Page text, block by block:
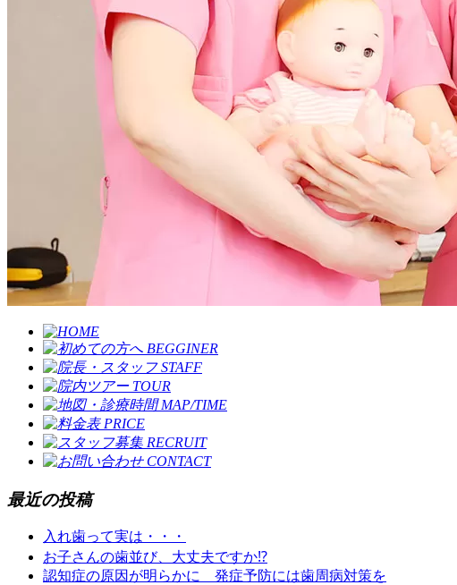
最近の投稿
入れ歯って実は・・・
お子さんの歯並び、大丈夫ですか⁉️
認知症の原因が明らかに 発症予防には歯周病対策を